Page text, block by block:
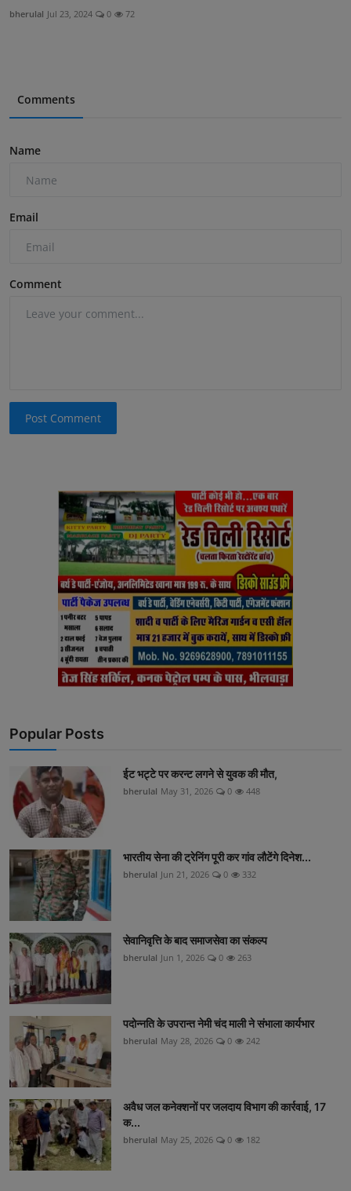
bherulal Jul 23, 2024 0 72
Comments
Name
Email
Comment
Post Comment
Popular Posts
ईट भट्टे पर करन्ट लगने से युवक की मौत,
bherulal May 31, 2026 0 448
भारतीय सेना की ट्रेनिंग पूरी कर गांव लौटेंगे दिनेश...
bherulal Jun 21, 2026 0 332
सेवानिवृत्ति के बाद समाजसेवा का संकल्प
bherulal Jun 1, 2026 0 263
पदोन्नति के उपरान्त नेमी चंद माली ने संभाला कार्यभार
bherulal May 28, 2026 0 242
अवैध जल कनेक्शनों पर जलदाय विभाग की कार्रवाई, 17
क...
bherulal May 25, 2026 0 182